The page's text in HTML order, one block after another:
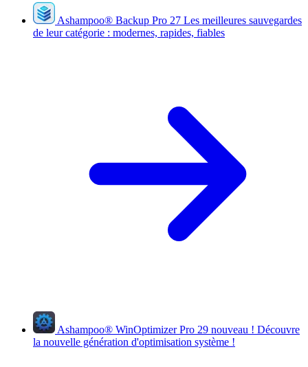
Ashampoo® Backup Pro 27 Les meilleures sauvegardes
de leur catégorie : modernes, rapides, fiables
Ashampoo® WinOptimizer Pro 29 nouveau ! Découvre
la nouvelle génération d'optimisation système !